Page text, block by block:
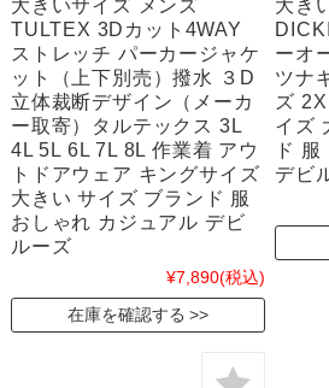
大きいサイズ メンズ
TULTEX 3Dカット4WAY
ストレッチ パーカージャケ
ット（上下別売）撥水 ３D
立体裁断デザイン（メーカ
ー取寄）タルテックス 3L
4L 5L 6L 7L 8L 作業着 アウ
トドアウェア キングサイズ
大きい サイズ ブランド 服
おしゃれ カジュアル デビ
ルーズ
¥7,890(税込)
在庫を確認する
大き
ーオ
ツナ
ズ
イズ
ド
デビ